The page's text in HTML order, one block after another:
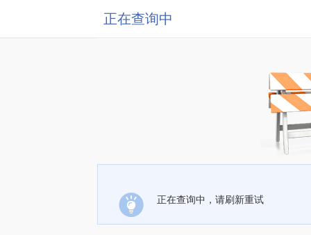
正在查询中
正在查询中，请刷新重试